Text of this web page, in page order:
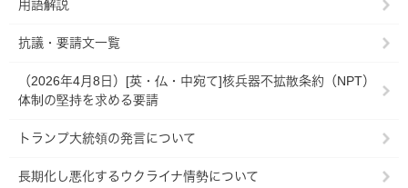
用語解説
抗議・要請文一覧
（2026年4月8日）[英・仏・中宛て]核兵器不拡散条約（NPT）
体制の堅持を求める要請
トランプ大統領の発言について
長期化し悪化するウクライナ情勢について